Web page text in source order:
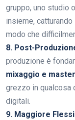
gruppo, uno studio
insieme, catturando
modo che
8. Post-
produzione è
mixaggio e
grezzo in qualcosa
digitali.
9. Maggiore